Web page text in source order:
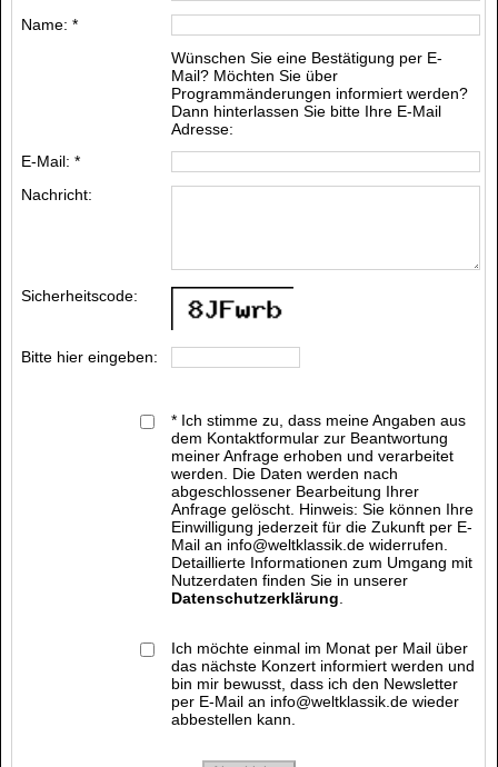
Name: *
Wünschen Sie eine Bestätigung per E-
Mail? Möchten Sie über
Programmänderungen informiert werden?
Dann hinterlassen Sie bitte Ihre E-Mail
Adresse:
E-Mail: *
Nachricht:
Sicherheitscode:
Bitte hier eingeben:
* Ich stimme zu, dass meine Angaben aus
dem Kontaktformular zur Beantwortung
meiner Anfrage erhoben und verarbeitet
werden. Die Daten werden nach
abgeschlossener Bearbeitung Ihrer
Anfrage gelöscht. Hinweis: Sie können Ihre
Einwilligung jederzeit für die Zukunft per E-
Mail an info@weltklassik.de widerrufen.
Detaillierte Informationen zum Umgang mit
Nutzerdaten finden Sie in unserer
Datenschutzerklärung
Ich möchte einmal im Monat per Mail über
das nächste Konzert informiert werden und
bin mir bewusst, dass ich den Newsletter
per E-Mail an info@weltklassik.de wieder
abbestellen kann.